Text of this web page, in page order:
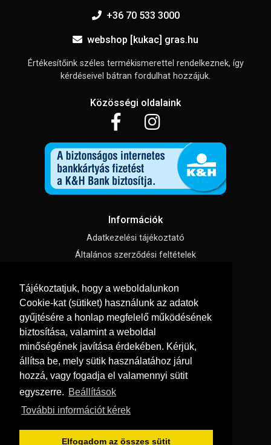
Tájékoztatjuk, hogy a weboldalunkon
Cookie-kat (sütiket) használunk az adatok
gyűjtésére a honlap megfelelő működésének
biztosítása, valamint a weboldal
minőségének javítása érdekében. Kérjük,
állítsa be, mely sütik használatához járul
hozzá, vagy fogadja el valamennyi sütit
egyszerre. Beállítások
További információt kérek
Elfogadom az összes sütit
+36 70 533 3000
webshop [kukac] gras.hu
Értékesítőink széles termékismerettel rendelkeznek, így
kérdéseivel bátran fordulhat hozzájuk.
Közösségi oldalaink
Információk
Adatkezelési tájékoztató
Általános szerződési feltételek
Süti beállítások
Menü
Hírek, cikkek
Kapcsolat
Letölthető katalógusok
Szállítás és fizetés
Vásárlási feltételek